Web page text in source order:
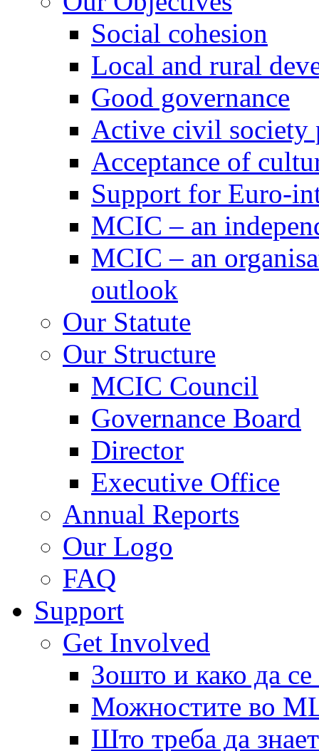
Social cohesion
Local and rural
Good governance
Active civil society
Acceptance of
Support for Euro-
MCIC – an
MCIC – an
outlook
Our Statute
Our Structure
MCIC Council
Governance Board
Director
Executive Office
Annual Reports
Our Logo
FAQ
Support
Get Involved
Зошто и како да
Можностите во
Што треба да